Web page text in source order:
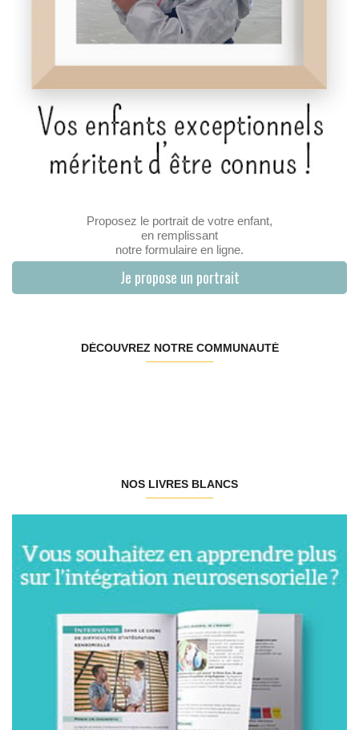
Proposez le portrait de votre enfant,
en remplissant
notre formulaire en ligne.
Je propose un portrait
DÉCOUVREZ NOTRE COMMUNAUTÉ
NOS LIVRES BLANCS